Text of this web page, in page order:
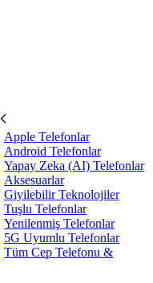
Apple Telefonlar
Android Telefonlar
Yapay Zeka (AI) Telefonlar
Aksesuarlar
Giyilebilir Teknolojiler
Tuşlu Telefonlar
Yenilenmiş Telefonlar
5G Uyumlu Telefonlar
Tüm Cep Telefonu &